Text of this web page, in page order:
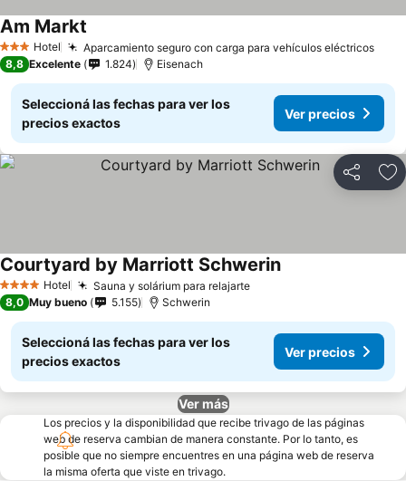
3 Estrellas
Hotel Aparcamiento seguro con carga para vehículos eléctricos
Am Markt
8,8 Excelente 1.824 Eisenach
Seleccioná las fechas para ver los
precios exactos
Ver precios
Compartir
4 EstrellasHotel Sauna y solárium para relajarte
Courtyard by Marriott Schwerin
8,0 Muy bueno 5.155 Schwerin
Seleccioná las fechas para ver los
precios exactos
Ver precios
Ver más
Los precios y la disponibilidad que recibe trivago de las páginas
web de reserva cambian de manera constante. Por lo tanto, es
posible que no siempre encuentres en una página web de reserva
la misma oferta que viste en trivago.